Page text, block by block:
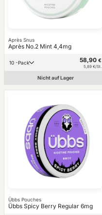
Après Snus
Après No.2 Mint 4,4mg
10 -Pack 58,90 €
5,89 €/St.
Nicht auf Lager
Übbs Pouches
Übbs Spicy Berry Regular 6mg